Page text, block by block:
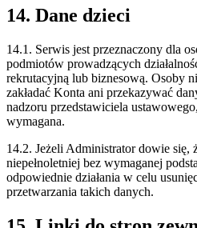
14. Dane dzieci
14.1. Serwis jest przeznaczony dla
podmiotów prowadzących
rekrutacyjną lub biznesową. Osoby
zakładać Konta ani przekazywać
nadzoru przedstawiciela
wymagana.
14.2. Jeżeli Administrator dowie się,
niepełnoletniej bez wymaganej
odpowiednie działania w celu
przetwarzania takich danych.